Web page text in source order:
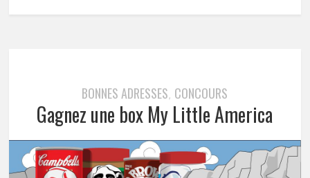
BONNES ADRESSES, CONCOURS
Gagnez une box My Little America